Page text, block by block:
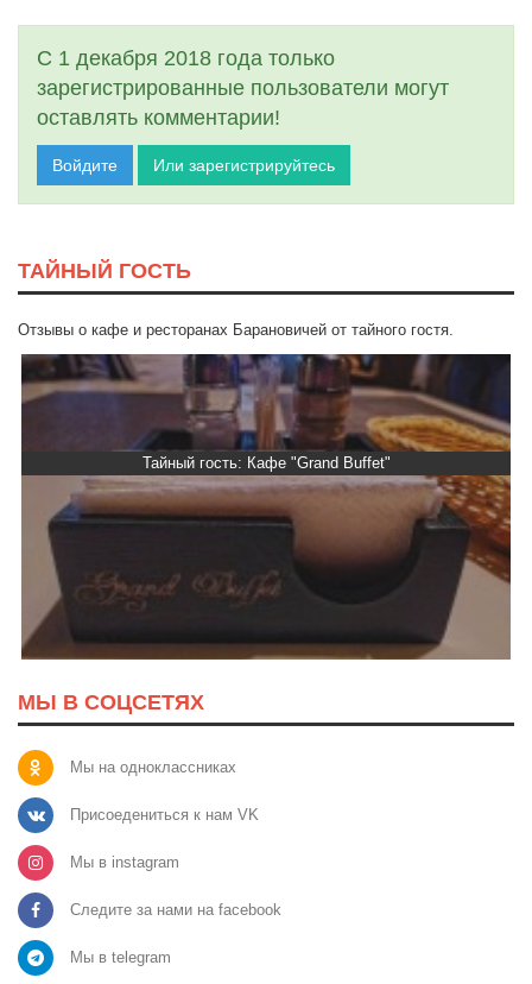
С 1 декабря 2018 года только
зарегистрированные пользователи могут
оставлять комментарии!
Войдите Или зарегистрируйтесь
ТАЙНЫЙ ГОСТЬ
Отзывы о кафе и ресторанах Барановичей от тайного гостя.
Тайный гость: Кафе "Grand Buffet"
МЫ В СОЦСЕТЯХ
Мы на одноклассниках
Присоедениться к нам VK
Мы в instagram
Следите за нами на facebook
Мы в telegram